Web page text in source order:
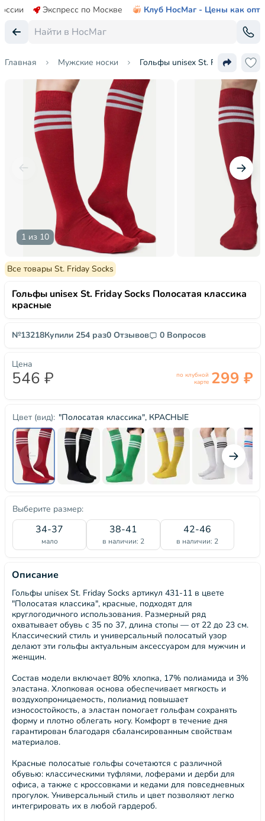
Экспресс по Москве Клуб НосМаг - Цены как опт
Главная Мужские носки Гольфы unisex St. Friday Socks
1 из 10
Все товары St. Friday Socks
Гольфы unisex St. Friday Socks Полосатая классика
красные
№13218Купили 254 раз0 Отзывов 0 Вопросов
Цвет (вид): "Полосатая классика", КРАСНЫЕ
Выберите размер:
34-37
мало
38-41
в наличии: 2
42-46
в наличии: 2
Цена
546 ₽
по клубной
карте 299 ₽
Описание
Гольфы unisex St. Friday Socks артикул 431-11 в цвете
"Полосатая классика", красные, подходят для
круглогодичного использования. Размерный ряд
охватывает обувь с 35 по 37, длина стопы — от 22 до 23 см.
Классический стиль и универсальный полосатый узор
делают эти гольфы актуальным аксессуаром для мужчин и
женщин.
Состав модели включает 80% хлопка, 17% полиамида и 3%
эластана. Хлопковая основа обеспечивает мягкость и
воздухопроницаемость, полиамид повышает
износостойкость, а эластан помогает гольфам сохранять
форму и плотно облегать ногу. Комфорт в течение дня
гарантирован благодаря сбалансированным свойствам
материалов.
Красные полосатые гольфы сочетаются с различной
обувью: классическими туфлями, лоферами и дерби для
офиса, а также с кроссовками и кедами для повседневных
прогулок. Универсальный стиль и цвет позволяют легко
интегрировать их в любой гардероб.